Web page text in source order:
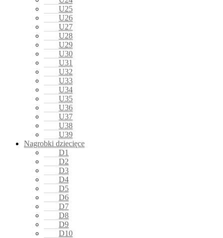
U25
U26
U27
U28
U29
U30
U31
U32
U33
U34
U35
U36
U37
U38
U39
Nagrobki dziecięce
D1
D2
D3
D4
D5
D6
D7
D8
D9
D10